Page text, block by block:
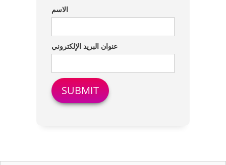
الاسم
عنوان البريد الإلكتروني